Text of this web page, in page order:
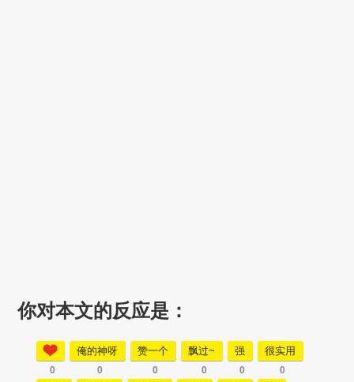
你对本文的反应是：
0
俺的神呀
0
赞一个
0
飘过~
0
强
0
很实用
0